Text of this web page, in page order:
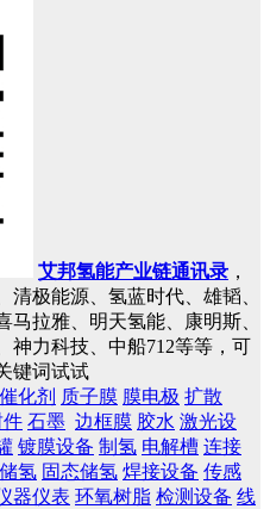
艾邦氢能产业链通讯录 ，
清极能源、氢蓝时代、雄韬、
拉雅、明天氢能、康明斯、
神力科技、中船712等等，可
键词试试
催化剂 质子膜 膜电极 扩散
件 石墨 边框膜 胶水 激光设
镀膜设备 制氢 电解槽 连接
储氢 固态储氢 焊接设备 传感
器仪表 环氧树脂 检测设备 线